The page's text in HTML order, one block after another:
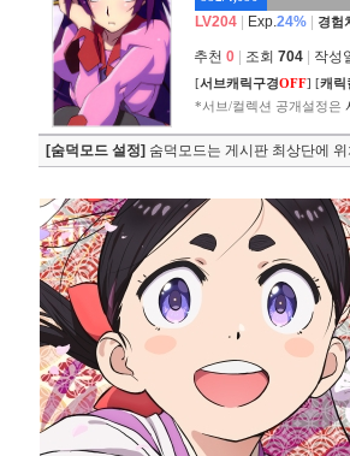
LV204 Exp.24% 경험
추천 0 조회 704 작성
[서브캐릭구경OFF] [캐릭
*서브/컬렉션 공개설정은
[숨덕모드 설정] 숨덕모드는 게시판 최상단에